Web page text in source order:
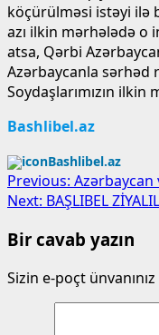
köçürülməsi istəyi ilə
azı ilkin mərhələdə o
atsa, Qərbi
Azərbaycanla sərhəd
Soydaşlarımızın
Bashlibel.az
Bashlibel.az
Post
navigation
Previous: Azərbaycan
Next: BAŞLIBEL
Bir cavab yazın
Sizin e-poçt